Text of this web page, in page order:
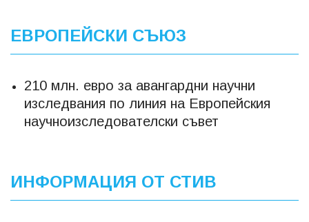
ЕВРОПЕЙСКИ СЪЮЗ
210 млн. евро за авангардни научни
изследвания по линия на Европейския
научноизследователски съвет
ИНФОРМАЦИЯ ОТ СТИВ